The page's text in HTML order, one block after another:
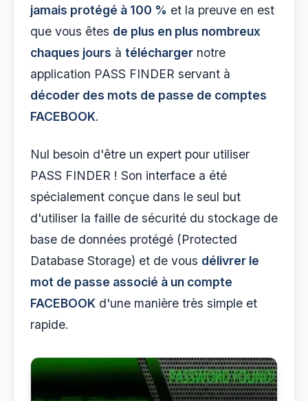
jamais protégé à 100 % et la preuve en est
que vous êtes de plus en plus nombreux
chaques jours à télécharger notre
application PASS FINDER servant à
décoder des mots de passe de comptes
FACEBOOK.
Nul besoin d'être un expert pour utiliser
PASS FINDER ! Son interface a été
spécialement conçue dans le seul but
d'utiliser la faille de sécurité du stockage de
base de données protégé (Protected
Database Storage) et de vous délivrer le
mot de passe associé à un compte
FACEBOOK d'une manière très simple et
rapide.